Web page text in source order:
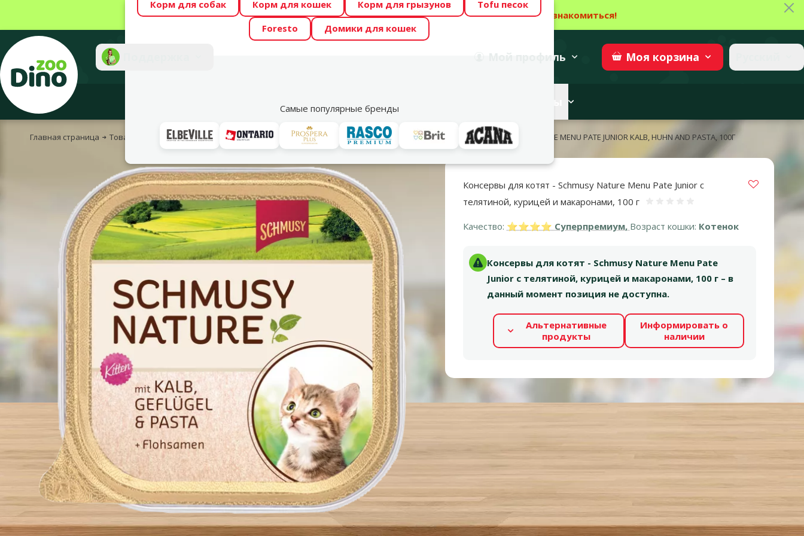
Весь месяц Dino Zoo предлагает отличные цены на ТОП-овые корма! 🍖 → Ознакомиться!
Фотоконкурс “GADA ŪSAIŅI”! Возможно Твой питомец станет звездой 2027 Участвовать
профиль Моя корзина
Корм для собак Корм для кошек Корм для грызунов
Tofu песок
Foresto
Домики для кошек
Самые популярные бренды
Акции
Главная страница Товары для кошек Корм и лакомства Консервы для кошек Для котят КОНСЕРВЫ ДЛЯ КОТЯТ SCHMUSY NATURE MENU PATE JUNIOR KALB, HUHN AND PASTA, 100Г
Консервы для котят - Schmusy Nature Menu Pate Junior с
телятиной, курицей и макаронами, 100 г
Качество: ⭐⭐⭐⭐ Суперпремиум, Возраст кошки: Котенок
Консервы для котят - Schmusy Nature Menu Pate
Junior с телятиной, курицей и макаронами, 100 г – в
данный момент позиция не доступна.
Альтернативные
продукты
Информировать о
наличии